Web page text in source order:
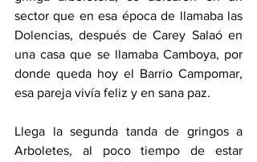
sector que en esa época de llamaba las
Dolencias, después de Carey Salaó en
una casa que se llamaba Camboya, por
donde queda hoy el Barrio Campomar,
esa pareja vivía feliz y en sana paz.
Llega la segunda tanda de gringos a
Arboletes, al poco tiempo de estar